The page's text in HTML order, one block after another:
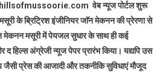
वेब न्यूज पोर्टल शुरू
के ब्रिट्रिश इंजीनियर जाॅन मेकनन की प्रेरणा से
मेकनन मसूरी में पेयजल सुधार के साथ ही कई
हिल्स अंग्रेजी न्यूज पेपर प्रारंभ किया। यद्यपि उस
जैसी प्रेस की आजादी और तकनीकि सुविधाएं मौजूद